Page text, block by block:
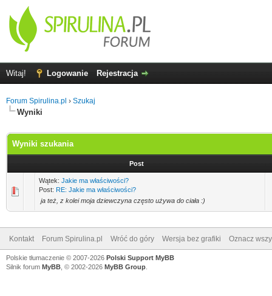
Witaj! Logowanie Rejestracja
Forum Spirulina.pl › Szukaj
Wyniki
Wyniki szukania
Post
Wątek: Jakie ma właściwości?
Post: RE: Jakie ma właściwości?
ja też, z kolei moja dziewczyna często używa do ciała :)
Kontakt Forum Spirulina.pl Wróć do góry Wersja bez grafiki Oznacz
Polskie tłumaczenie © 2007-2026 Polski Support MyBB
Silnik forum MyBB , © 2002-2026 MyBB Group